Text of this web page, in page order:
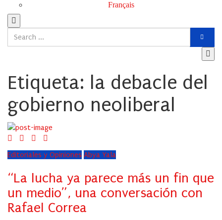
Français
Etiqueta: la debacle del
gobierno neoliberal
Editoriales y Opiniones Abya Yala
“La lucha ya parece más un fin que
un medio”, una conversación con
Rafael Correa